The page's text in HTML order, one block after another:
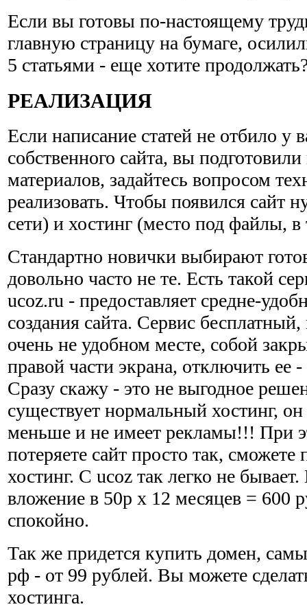
Если вы готовы по-настоящему
главную страницу на бумаге,
5 статьями - еще хотите
РЕАЛИЗАЦИЯ
Если написание статей не отбило у
собственного сайта, вы
материалов, задайтесь вопросом
реализовать. Чтобы появился сайт
сети) и хостинг (место под файлы,
Стандартно новички выбирают
довольно часто не те. Есть такой
ucoz.ru - предоставляет средне-
создания сайта. Сервис
очень не удобном месте, собой
правой части экрана, отключить ее
Сразу скажу - это не выгодное
существует нормальный хостинг, он
меньше и не имеет рекламы!!! При
потеряете сайт просто так, сможете
хостинг. С ucoz так легко не
вложение в 50р х 12 месяцев = 600
спокойно.
Так же придется купить домен,
рф - от 99 рублей. Вы можете
хостинга.